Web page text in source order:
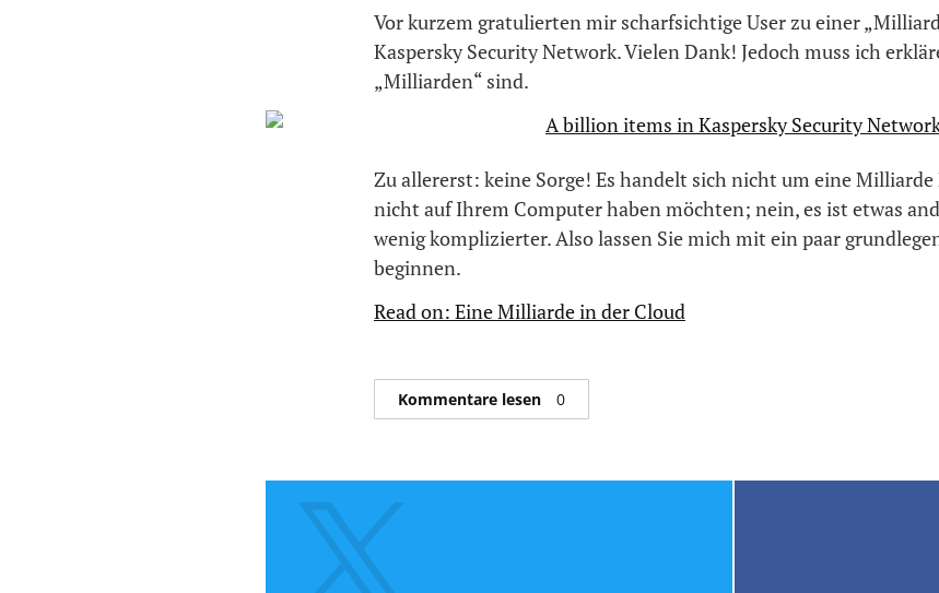
Vor kurzem gratulierten mir scharfsichtige User zu einer
Kaspersky Security Network. Vielen Dank! Jedoch muss ich
„Milliarden“ sind.
Zu allererst: keine Sorge! Es handelt sich nicht um eine Milliarde
nicht auf Ihrem Computer haben möchten; nein, es ist etwas
wenig komplizierter. Also lassen Sie mich mit ein paar
beginnen.
Read on: Eine Milliarde in der Cloud
Kommentare lesen 0